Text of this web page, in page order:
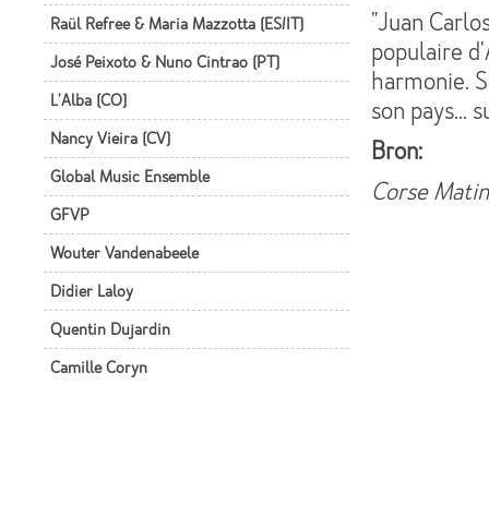
Raül Refree & Maria Mazzotta (ES/IT)
José Peixoto & Nuno Cintrao (PT)
L'Alba (CO)
Nancy Vieira (CV)
Global Music Ensemble
GFVP
Wouter Vandenabeele
Didier Laloy
Quentin Dujardin
Camille Coryn
"Juan
populaire
harmonie.
son pays...
Bron:
Corse